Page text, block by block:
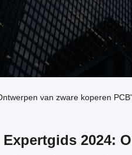
van zware koperen
Expertgids 2024: